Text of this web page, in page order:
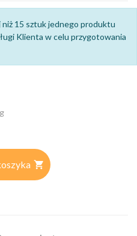
niż 15 sztuk jednego produktu
Klienta w celu przygotowania
